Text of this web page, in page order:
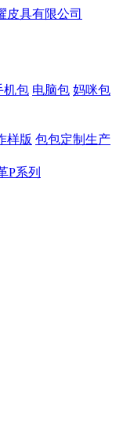
机包 电脑包 妈咪包
样版 包包定制生产
P系列